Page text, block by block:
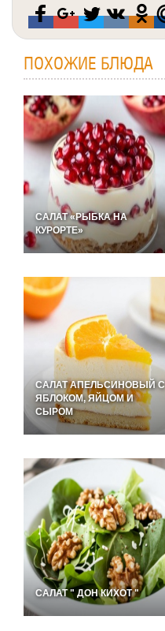
ПОХОЖИЕ БЛЮДА
САЛАТ «РЫБКА НА
КУРОРТЕ»
САЛАТ АПЕЛЬСИНОВЫЙ С
ЯБЛОКОМ, ЯЙЦОМ И
СЫРОМ
САЛАТ " ДОН КИХОТ "